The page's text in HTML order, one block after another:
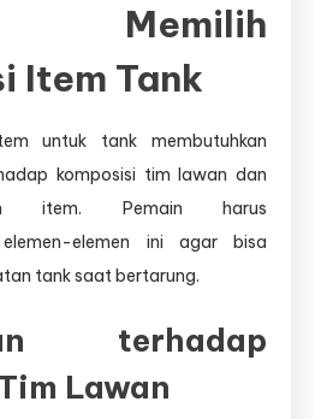
Memilih
Item Tank
untuk tank membutuhkan
komposisi tim lawan dan
item. Pemain harus
elemen-elemen ini agar bisa
tank saat bertarung.
terhadap
Lawan